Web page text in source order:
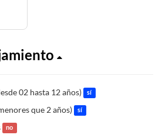
02 hasta 12 años) sí
que 2 años) sí
no